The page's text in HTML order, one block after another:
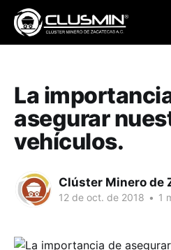
La
asegurar
vehículos.
Clúster Minero de
12 de oct. de 2018 • 1